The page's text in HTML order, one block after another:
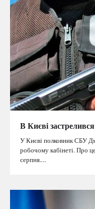
В Києві
У Києві полковник СБУ
робочому кабінеті. Про
серпня.…